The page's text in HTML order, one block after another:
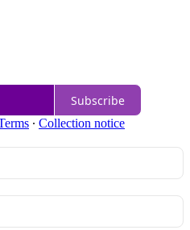
Subscribe
∙ Collection notice